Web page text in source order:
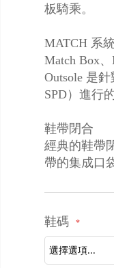
板騎乘。
MATCH 系
Match Box
Outsole 是
SPD）進行
鞋帶閉合
經典的鞋帶
帶的集成口
鞋碼